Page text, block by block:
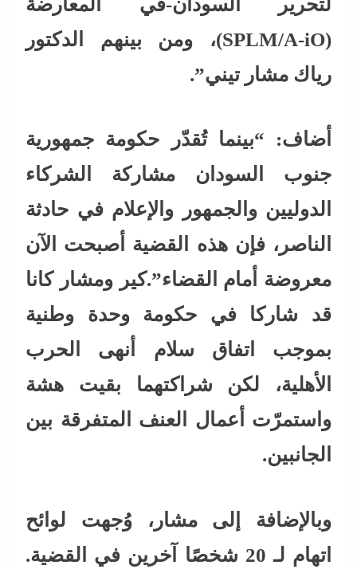
(SPLM/A-iO)، ومن بينهم الدكتور
رياك مشار تيني”.
أضاف: “بينما تُقدّر حكومة جمهورية
جنوب السودان مشاركة الشركاء
الدوليين والجمهور والإعلام في حادثة
الناصر، فإن هذه القضية أصبحت الآن
معروضة أمام القضاء”.كير ومشار كانا
قد شاركا في حكومة وحدة وطنية
بموجب اتفاق سلام أنهى الحرب
الأهلية، لكن شراكتهما بقيت هشة
واستمرّت أعمال العنف المتفرقة بين
الجانبين.
وبالإضافة إلى مشار، وُجهت لوائح
اتهام لـ 20 شخصًا آخرين في القضية.